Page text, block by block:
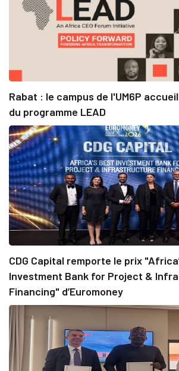
Rabat : le campus de l'UM6P
du programme LEAD
CDG Capital remporte le prix
Investment Bank for Project &
Financing" d’Euromoney